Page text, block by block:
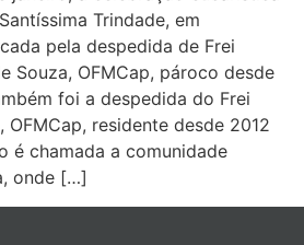
Trindade, em
pela despedida de Frei
Souza, OFMCap, pároco desde
foi a despedida do Frei
residente desde 2012
é chamada a comunidade
onde […]